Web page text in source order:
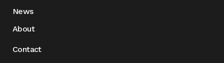
News
About
Contact